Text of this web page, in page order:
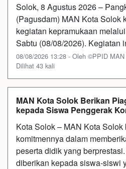
Solok, 8 Agustus 2026 –
(Pagusdam) MAN Kota Solok
kegiatan kepramukaan
Sabtu (08/08/2026). Kegiatan
08/08/2026 13:28 - Oleh ©PPID
Dilihat 43 kali
MAN Kota Solok Berikan
kepada Siswa Penggerak
Kota Solok – MAN Kota
komitmennya dalam
peserta didik yang
diberikan kepada siswa-siswi